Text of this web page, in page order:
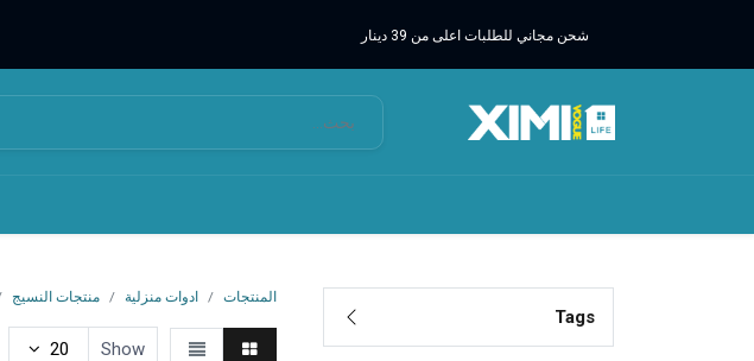
شحن مجاني للطلبات اعلى من 39 دينار
Tags
المنتجات ادوات منزلية منتجات النسيج
Show
20